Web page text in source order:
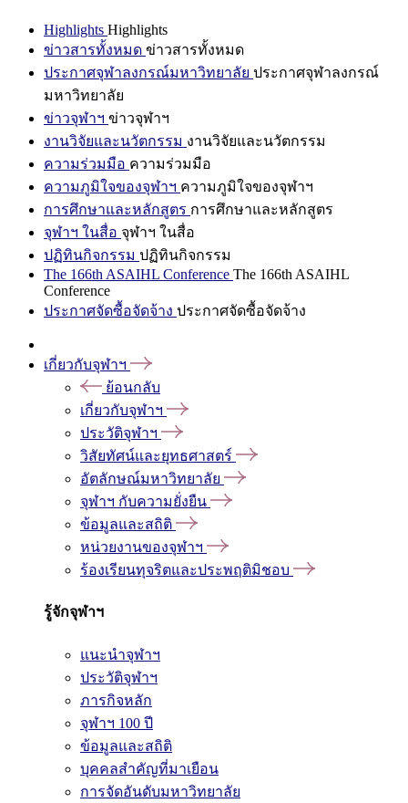
Highlights Highlights
ข่าวสารทั้งหมด ข่าวสารทั้งหมด
ประกาศจุฬาลงกรณ์มหาวิทยาลัย ประกาศจุฬาลงกรณ์
มหาวิทยาลัย
ข่าวจุฬาฯ ข่าวจุฬาฯ
งานวิจัยและนวัตกรรม งานวิจัยและนวัตกรรม
ความร่วมมือ ความร่วมมือ
ความภูมิใจของจุฬาฯ ความภูมิใจของจุฬาฯ
การศึกษาและหลักสูตร การศึกษาและหลักสูตร
จุฬาฯ ในสื่อ จุฬาฯ ในสื่อ
ปฏิทินกิจกรรม ปฏิทินกิจกรรม
The 166th ASAIHL Conference The 166th ASAIHL
Conference
ประกาศจัดซื้อจัดจ้าง ประกาศจัดซื้อจัดจ้าง
เกี่ยวกับจุฬาฯ
ย้อนกลับ
เกี่ยวกับจุฬาฯ
ประวัติจุฬาฯ
วิสัยทัศน์และยุทธศาสตร์
อัตลักษณ์มหาวิทยาลัย
จุฬาฯ กับความยั่งยืน
ข้อมูลและสถิติ
หน่วยงานของจุฬาฯ
ร้องเรียนทุจริตและประพฤติมิชอบ
รู้จักจุฬาฯ
แนะนำจุฬาฯ
ประวัติจุฬาฯ
ภารกิจหลัก
จุฬาฯ 100 ปี
ข้อมูลและสถิติ
บุคคลสำคัญที่มาเยือน
การจัดอันดับมหาวิทยาลัย